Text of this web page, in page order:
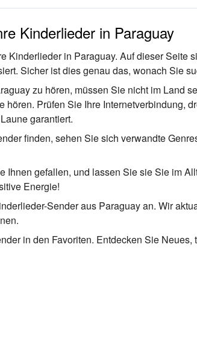
Kinderlieder in Paraguay
Kinderlieder in Paraguay. Auf dieser Seite
Sicher ist dies genau das, wonach Sie
zu hören, müssen Sie nicht im Land
hören. Prüfen Sie Ihre Internetverbindung,
garantiert.
finden, sehen Sie sich verwandte
Ihnen gefallen, und lassen Sie sie Sie im
Energie!
Sender aus Paraguay an. Wir
in den Favoriten. Entdecken Sie